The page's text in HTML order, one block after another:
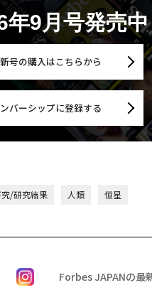
年9月号発売中
号の購入はこちらから
バーシップに登録する
/研究結果 人類 恒星
Forbes JAPANの最